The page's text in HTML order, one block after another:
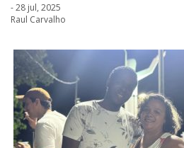
- 28 jul, 2025
Raul Carvalho